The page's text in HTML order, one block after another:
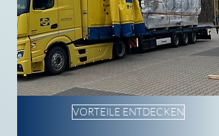
VORTEILE ENTDECKEN